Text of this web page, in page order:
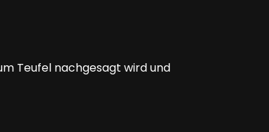
Teufel nachgesagt wird und